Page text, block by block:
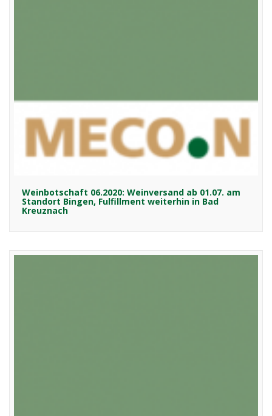
Weinbotschaft 06.2020: Weinversand ab 01.07. am
Standort Bingen, Fulfillment weiterhin in Bad
Kreuznach